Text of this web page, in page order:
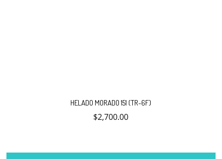
HELADO MORADO 151 (TR-6F)
$2,700.00